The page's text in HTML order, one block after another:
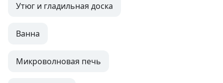
Утюг и гладильная доска
Ванна
Микроволновая печь